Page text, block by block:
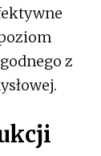
z